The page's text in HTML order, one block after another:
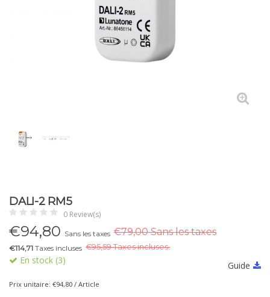
DALI-2 RM5
0 Review(s)
€94,80 Sans les taxes €79,00 Sans les taxes
€114,71 Taxes incluses €95,59 Taxes incluses.
En stock (3) Guide
Prix unitaire: €94,80 / Article